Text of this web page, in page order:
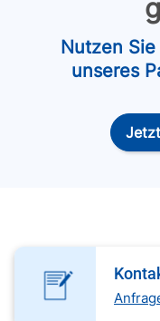
Nutzen
unseres